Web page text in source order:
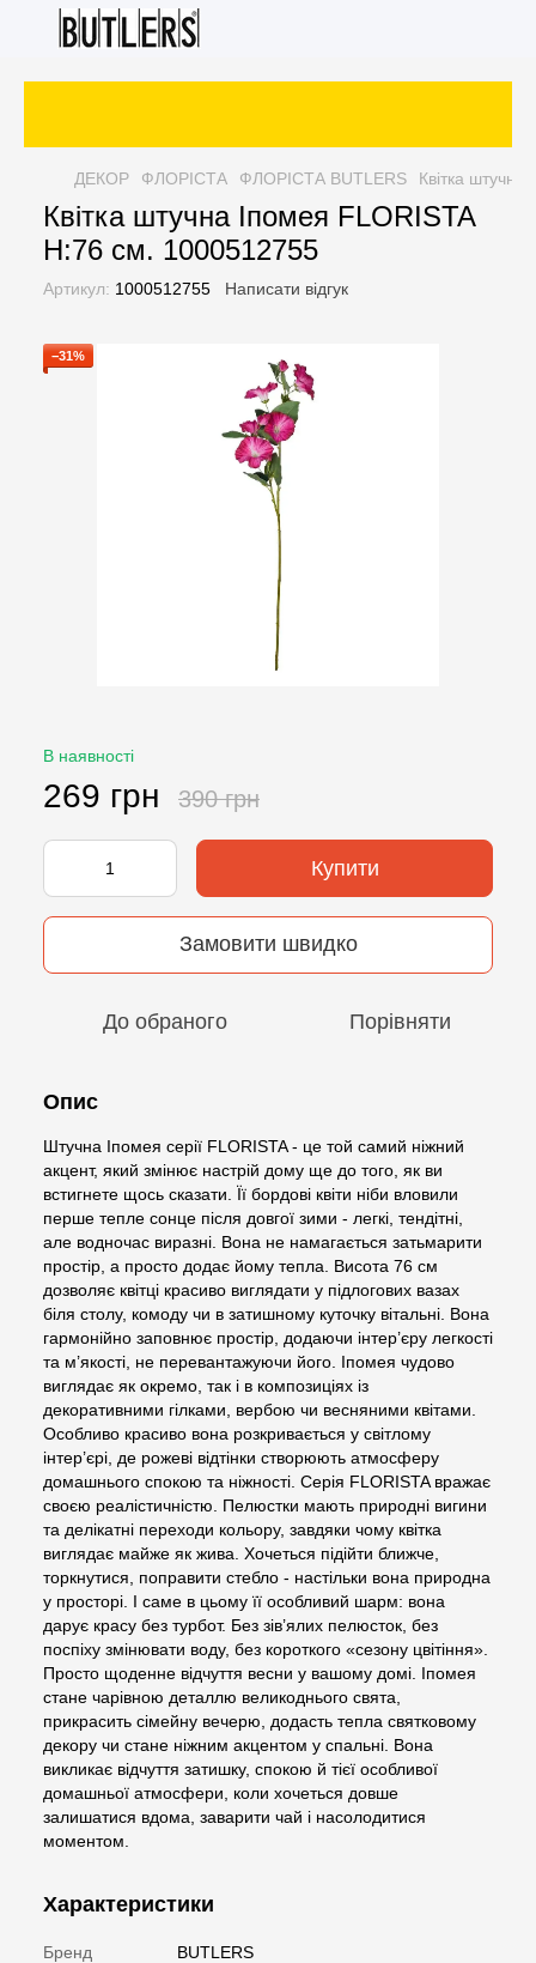
ДЕКОР ФЛОРІСТА ФЛОРІСТА BUTLERS Квітка
Квітка штучна Іпомея FLORISTA
H:76 см. 1000512755
Артикул: 1000512755 Написати відгук
−31%
В наявності
269 грн 390 грн
Купити
Замовити швидко
До обраного Порівняти
Опис
Штучна Іпомея серії FLORISTA - це той самий ніжний
акцент, який змінює настрій дому ще до того, як ви
встигнете щось сказати. Її бордові квіти ніби вловили
перше тепле сонце після довгої зими - легкі, тендітні,
але водночас виразні. Вона не намагається затьмарити
простір, а просто додає йому тепла. Висота 76 см
дозволяє квітці красиво виглядати у підлогових вазах
біля столу, комоду чи в затишному куточку вітальні. Вона
гармонійно заповнює простір, додаючи інтер’єру легкості
та м’якості, не перевантажуючи його. Іпомея чудово
виглядає як окремо, так і в композиціях із
декоративними гілками, вербою чи весняними квітами.
Особливо красиво вона розкривається у світлому
інтер’єрі, де рожеві відтінки створюють атмосферу
домашнього спокою та ніжності. Серія FLORISTA вражає
своєю реалістичністю. Пелюстки мають природні вигини
та делікатні переходи кольору, завдяки чому квітка
виглядає майже як жива. Хочеться підійти ближче,
торкнутися, поправити стебло - настільки вона природна
у просторі. І саме в цьому її особливий шарм: вона
дарує красу без турбот. Без зів’ялих пелюсток, без
поспіху змінювати воду, без короткого «сезону цвітіння».
Просто щоденне відчуття весни у вашому домі. Іпомея
стане чарівною деталлю великоднього свята,
прикрасить сімейну вечерю, додасть тепла святковому
декору чи стане ніжним акцентом у спальні. Вона
викликає відчуття затишку, спокою й тієї особливої
домашньої атмосфери, коли хочеться довше
залишатися вдома, заварити чай і насолодитися
моментом.
Характеристики
Бренд
BUTLERS